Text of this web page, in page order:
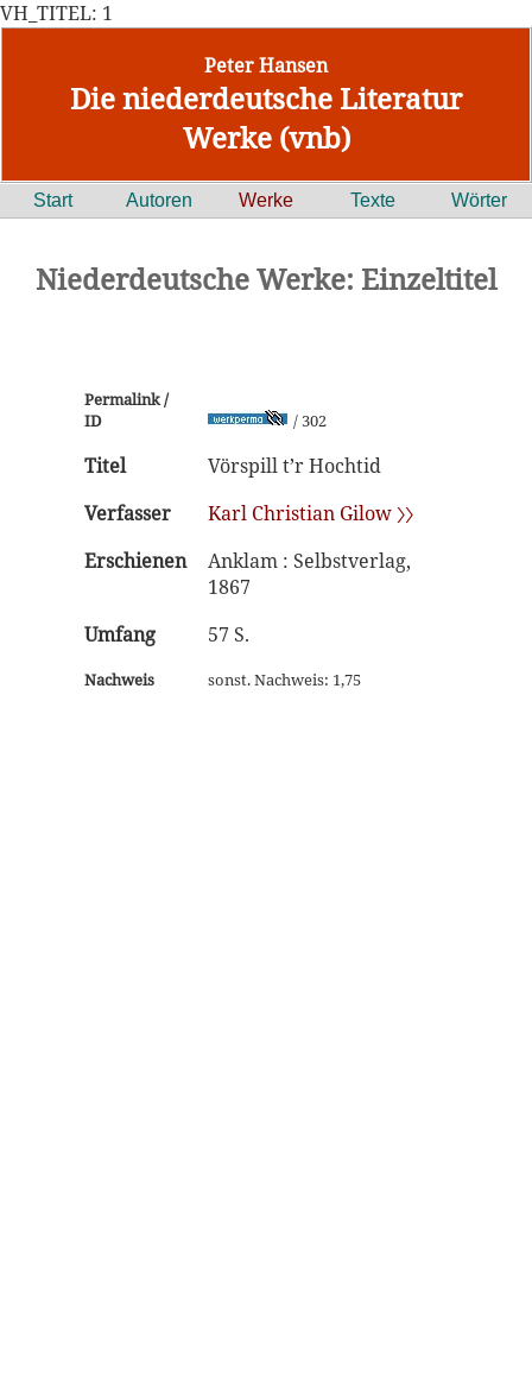
VH_TITEL: 1
Peter Hansen
Die niederdeutsche Literatur
Werke (vnb)
Start Autoren Werke Texte Wörter
Niederdeutsche Werke: Einzeltitel
Permalink /
ID
/ 302
Titel
Vörspill t’r Hochtid
Verfasser
Karl Christian Gilow 〉〉
Erschienen
Anklam : Selbstverlag,
1867
Umfang
57 S.
Nachweis sonst. Nachweis: 1,75